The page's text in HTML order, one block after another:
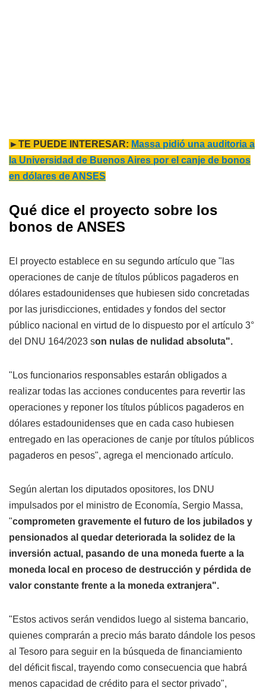
►TE PUEDE INTERESAR: Massa pidió una auditoria a
la Universidad de Buenos Aires por el canje de bonos
en dólares de ANSES
Qué dice el proyecto sobre los
bonos de ANSES
El proyecto establece en su segundo artículo que "las
operaciones de canje de títulos públicos pagaderos en
dólares estadounidenses que hubiesen sido concretadas
por las jurisdicciones, entidades y fondos del sector
público nacional en virtud de lo dispuesto por el artículo 3°
del DNU 164/2023 son nulas de nulidad absoluta".
"Los funcionarios responsables estarán obligados a
realizar todas las acciones conducentes para revertir las
operaciones y reponer los títulos públicos pagaderos en
dólares estadounidenses que en cada caso hubiesen
entregado en las operaciones de canje por títulos públicos
pagaderos en pesos", agrega el mencionado artículo.
Según alertan los diputados opositores, los DNU
impulsados por el ministro de Economía, Sergio Massa,
"comprometen gravemente el futuro de los jubilados y
pensionados al quedar deteriorada la solidez de la
inversión actual, pasando de una moneda fuerte a la
moneda local en proceso de destrucción y pérdida de
valor constante frente a la moneda extranjera".
"Estos activos serán vendidos luego al sistema bancario,
quienes comprarán a precio más barato dándole los pesos
al Tesoro para seguir en la búsqueda de financiamiento
del déficit fiscal, trayendo como consecuencia que habrá
menos capacidad de crédito para el sector privado",